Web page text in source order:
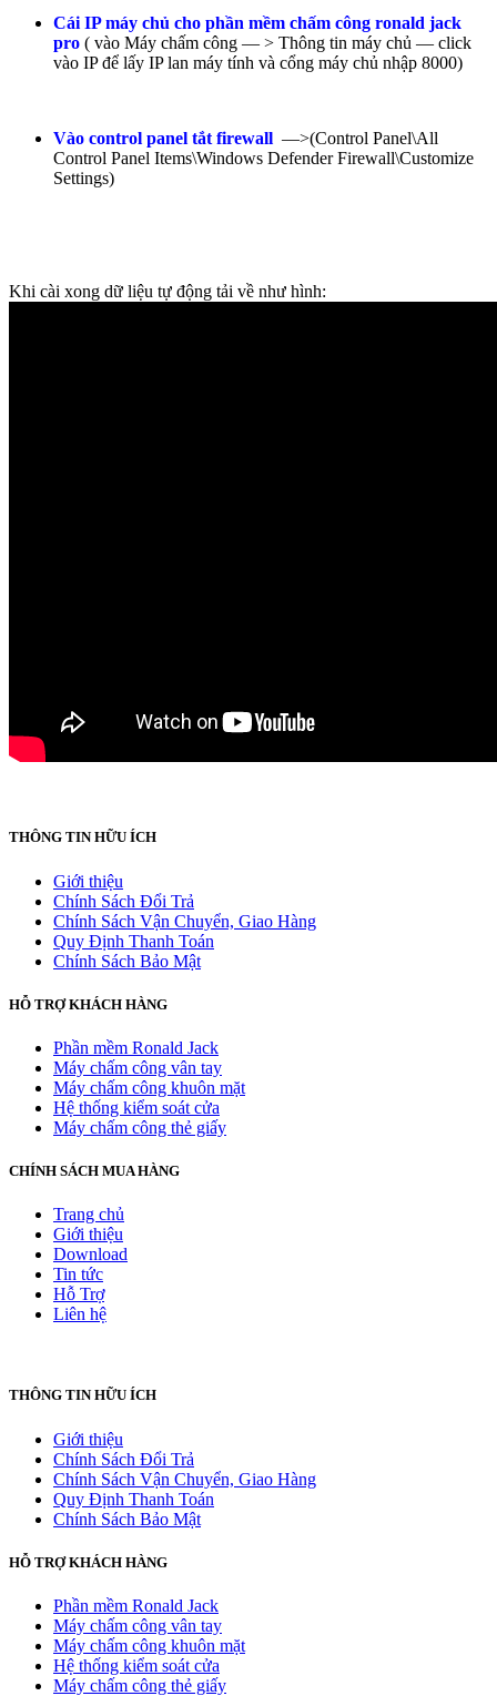
Cái IP máy chủ cho phần mềm chấm công ronald jack
pro ( vào Máy chấm công — > Thông tin máy chủ — click
vào IP để lấy IP lan máy tính và cổng máy chủ nhập 8000)
Vào control panel tắt firewall —>(Control Panel\All
Control Panel Items\Windows Defender Firewall\Customize
Settings)
Khi cài xong dữ liệu tự động tải về như hình:
THÔNG TIN HỮU ÍCH
Giới thiệu
Chính Sách Đổi Trả
Chính Sách Vận Chuyển, Giao Hàng
Quy Định Thanh Toán
Chính Sách Bảo Mật
HỖ TRỢ KHÁCH HÀNG
Phần mềm Ronald Jack
Máy chấm công vân tay
Máy chấm công khuôn mặt
Hệ thống kiểm soát cửa
Máy chấm công thẻ giấy
CHÍNH SÁCH MUA HÀNG
Trang chủ
Giới thiệu
Download
Tin tức
Hỗ Trợ
Liên hệ
THÔNG TIN HỮU ÍCH
Giới thiệu
Chính Sách Đổi Trả
Chính Sách Vận Chuyển, Giao Hàng
Quy Định Thanh Toán
Chính Sách Bảo Mật
HỖ TRỢ KHÁCH HÀNG
Phần mềm Ronald Jack
Máy chấm công vân tay
Máy chấm công khuôn mặt
Hệ thống kiểm soát cửa
Máy chấm công thẻ giấy